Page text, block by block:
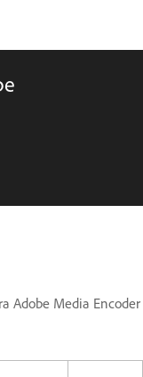
Adobe Media Encoder